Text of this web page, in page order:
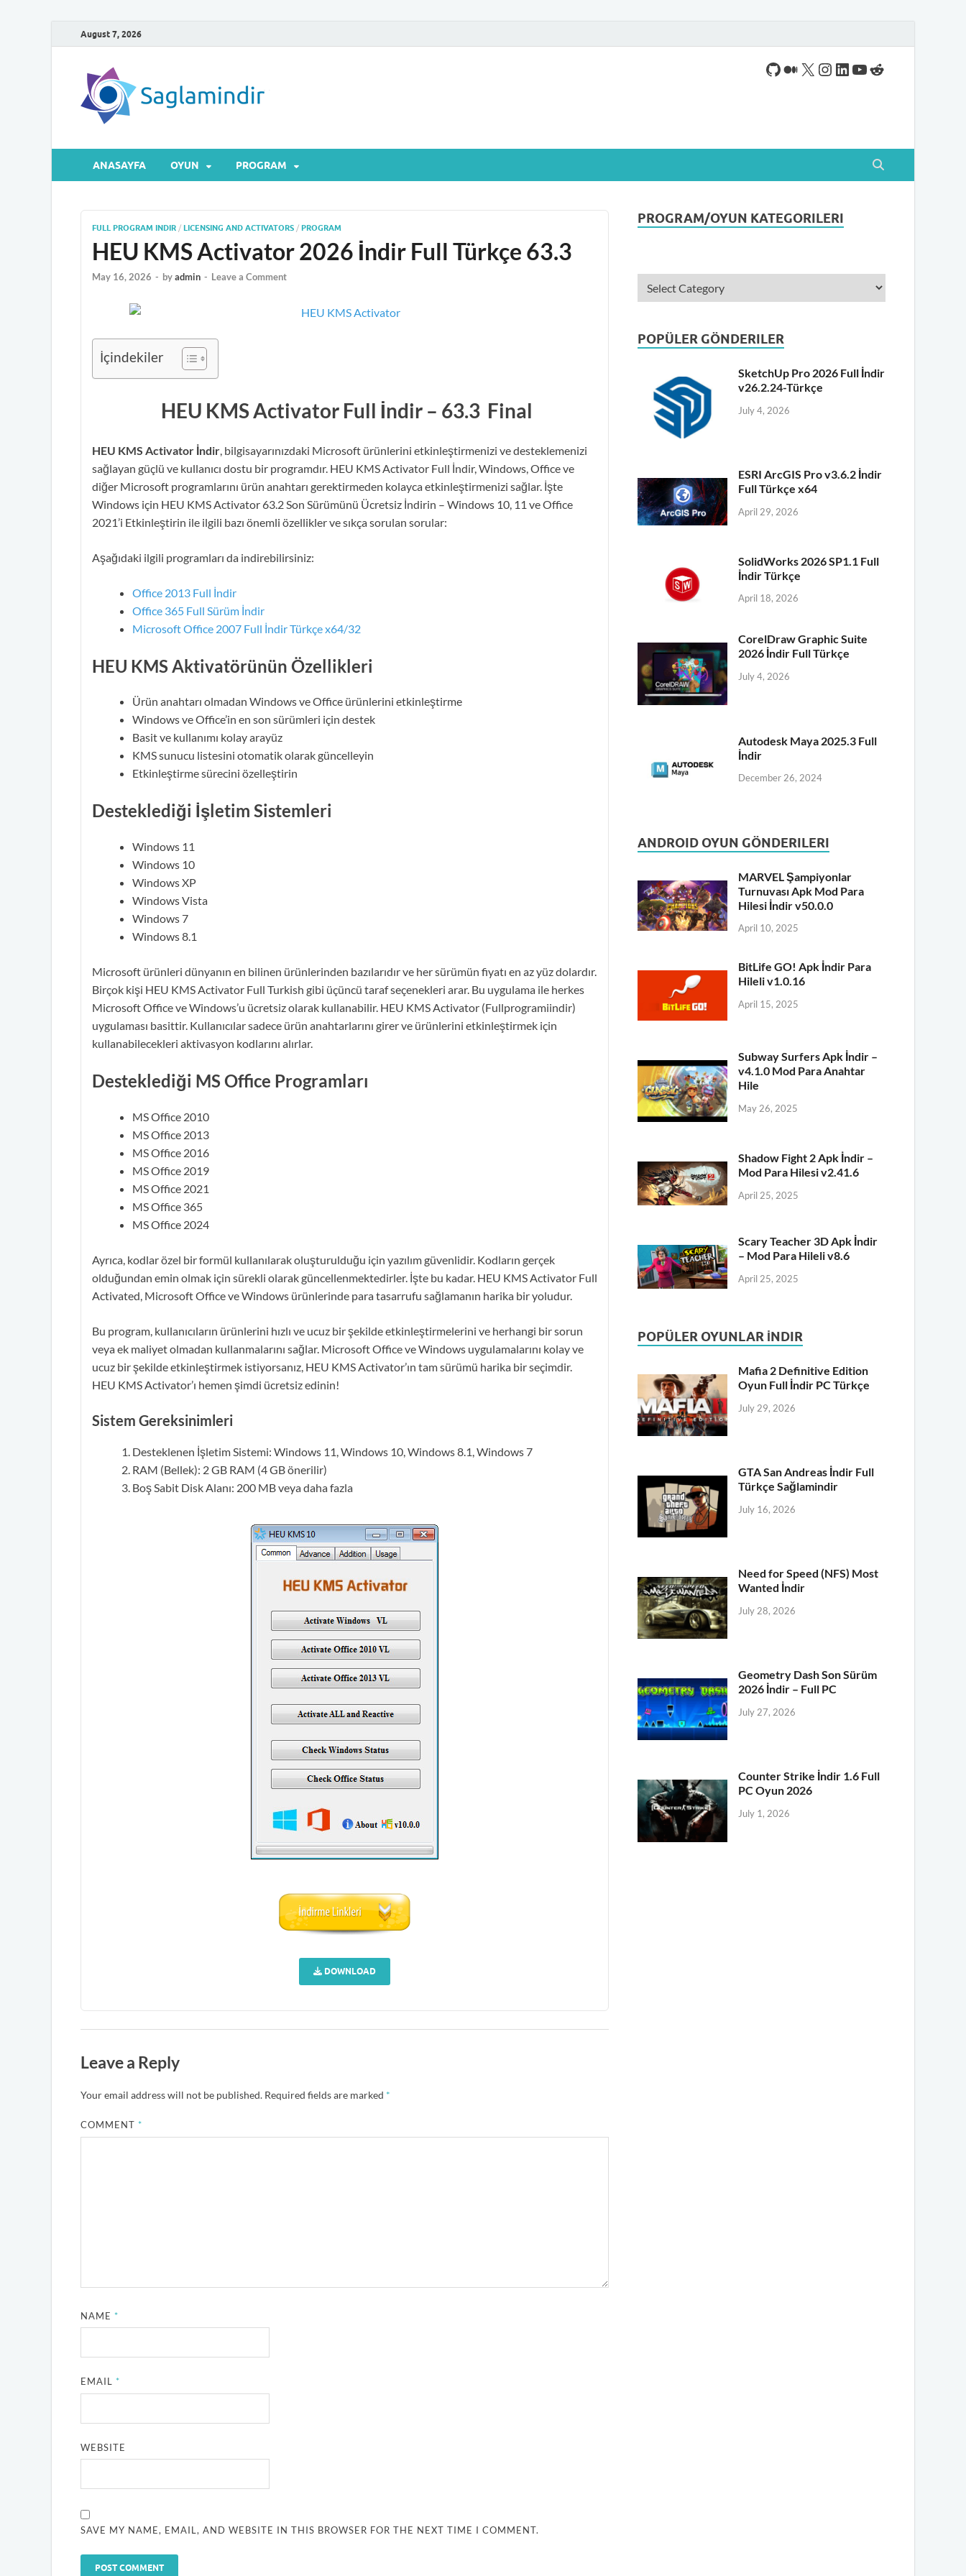
August 7, 2026
ANASAYFA OYUN PROGRAM
FULL PROGRAM INDIR / LICENSING AND ACTIVATORS / PROGRAM
HEU KMS Activator 2026 İndir Full Türkçe 63.3
May 16, 2026 - byadmin - Leave a Comment
İçindekiler
HEU KMS Activator Full İndir – 63.3 Final
HEU KMS Activator İndir , bilgisayarınızdaki Microsoft ürünlerini etkinleştirmenizi ve desteklemenizi
sağlayan güçlü ve kullanıcı dostu bir programdır. HEU KMS Activator Full İndir, Windows, Office ve
diğer Microsoft programlarını ürün anahtarı gerektirmeden kolayca etkinleştirmenizi sağlar. İşte
Windows için HEU KMS Activator 63.2 Son Sürümünü Ücretsiz İndirin – Windows 10, 11 ve Office
2021’i Etkinleştirin ile ilgili bazı önemli özellikler ve sıkça sorulan sorular:
Aşağıdaki ilgili programları da indirebilirsiniz:
Office 2013 Full İndir
Office 365 Full Sürüm İndir
Microsoft Office 2007 Full İndir Türkçe x64/32
HEU KMS Aktivatörünün Özellikleri
Ürün anahtarı olmadan Windows ve Office ürünlerini etkinleştirme
Windows ve Office’in en son sürümleri için destek
Basit ve kullanımı kolay arayüz
KMS sunucu listesini otomatik olarak güncelleyin
Etkinleştirme sürecini özelleştirin
Desteklediği İşletim Sistemleri
Windows 11
Windows 10
Windows XP
Windows Vista
Windows 7
Windows 8.1
Microsoft ürünleri dünyanın en bilinen ürünlerinden bazılarıdır ve her sürümün fiyatı en az yüz dolardır.
Birçok kişi HEU KMS Activator Full Turkish gibi üçüncü taraf seçenekleri arar. Bu uygulama ile herkes
Microsoft Office ve Windows’u ücretsiz olarak kullanabilir. HEU KMS Activator (Fullprogramiindir)
uygulaması basittir. Kullanıcılar sadece ürün anahtarlarını girer ve ürünlerini etkinleştirmek için
kullanabilecekleri aktivasyon kodlarını alırlar.
Desteklediği MS Office Programları
MS Office 2010
MS Office 2013
MS Office 2016
MS Office 2019
MS Office 2021
MS Office 365
MS Office 2024
Ayrıca, kodlar özel bir formül kullanılarak oluşturulduğu için yazılım güvenlidir. Kodların gerçek
olduğundan emin olmak için sürekli olarak güncellenmektedirler. İşte bu kadar. HEU KMS Activator Full
Activated, Microsoft Office ve Windows ürünlerinde para tasarrufu sağlamanın harika bir yoludur.
Bu program, kullanıcıların ürünlerini hızlı ve ucuz bir şekilde etkinleştirmelerini ve herhangi bir sorun
veya ek maliyet olmadan kullanmalarını sağlar. Microsoft Office ve Windows uygulamalarını kolay ve
ucuz bir şekilde etkinleştirmek istiyorsanız, HEU KMS Activator’ın tam sürümü harika bir seçimdir.
HEU KMS Activator’ı hemen şimdi ücretsiz edinin!
Sistem Gereksinimleri
Desteklenen İşletim Sistemi: Windows 11, Windows 10, Windows 8.1, Windows 7
RAM (Bellek): 2 GB RAM (4 GB önerilir)
Boş Sabit Disk Alanı: 200 MB veya daha fazla
DOWNLOAD
Leave a Reply
Your email address will not be published. Required fields are marked *
COMMENT*
NAME*
EMAIL*
WEBSITE
SAVE MY NAME, EMAIL, AND WEBSITE IN THIS BROWSER FOR THE NEXT TIME I COMMENT.
PROGRAM/OYUN KATEGORILERI
POPÜLER GÖNDERILER
SketchUp Pro 2026 Full İndir
v26.2.24-Türkçe
July 4, 2026
ESRI ArcGIS Pro v3.6.2 İndir
Full Türkçe x64
April 29, 2026
SolidWorks 2026 SP1.1 Full
İndir Türkçe
April 18, 2026
CorelDraw Graphic Suite
2026 İndir Full Türkçe
July 4, 2026
Autodesk Maya 2025.3 Full
İndir
December 26, 2024
ANDROID OYUN GÖNDERILERI
MARVEL Şampiyonlar
Turnuvası Apk Mod Para
Hilesi İndir v50.0.0
April 10, 2025
BitLife GO! Apk İndir Para
Hileli v1.0.16
April 15, 2025
Subway Surfers Apk İndir –
v4.1.0 Mod Para Anahtar
Hile
May 26, 2025
Shadow Fight 2 Apk İndir –
Mod Para Hilesi v2.41.6
April 25, 2025
Scary Teacher 3D Apk İndir
– Mod Para Hileli v8.6
April 25, 2025
POPÜLER OYUNLAR İNDIR
Mafia 2 Definitive Edition
Oyun Full İndir PC Türkçe
July 29, 2026
GTA San Andreas İndir Full
Türkçe Sağlamindir
July 16, 2026
Need for Speed (NFS) Most
Wanted İndir
July 28, 2026
Geometry Dash Son Sürüm
2026 İndir – Full PC
July 27, 2026
Counter Strike İndir 1.6 Full
PC Oyun 2026
July 1, 2026